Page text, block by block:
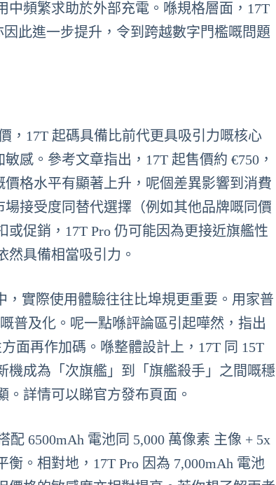
中頻繁求助於外部充電。喺規格層面，17T
此進一步提升，令到跨越數字門檻嘅問題
，17T 起碼具備比前代更具吸引力嘅核心
感。參考文章指出，17T 起售價約 €750，
價格水平有顯著上升，呢個差異影響到消費
接受度同替代選擇（例如其他品牌嘅同價
促銷，17T Pro 仍可能因為更接近旗艦性
然具備相當吸引力。
，實際使用體驗往往比埠規更重要。用家普
普及化。呢一點喺評論區引起嘩然，指出
面再作加碼。喺整體設計上，17T 同 15T
機成為「次旗艦」到「旗艦殺手」之間嘅穩
詳情可以睇官方發布頁面。
6500mAh 電池同 5,000 萬像素 主像 + 5x
。相對地，17T Pro 因為 7,000mAh 電池